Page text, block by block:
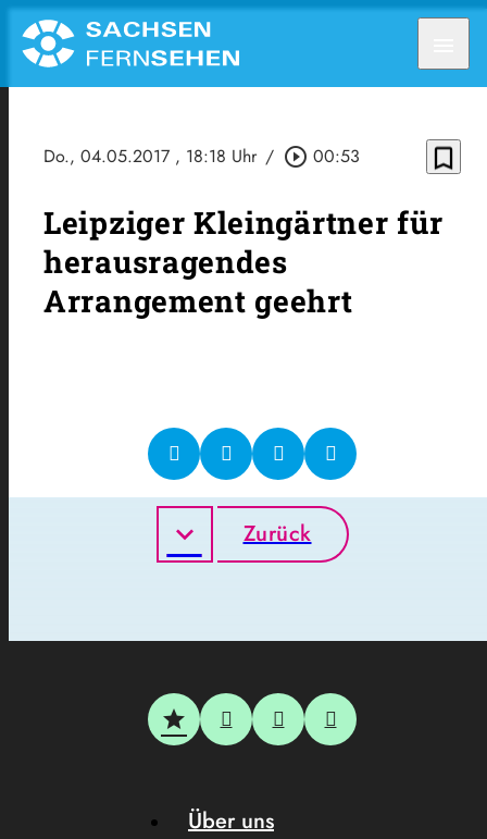
Do., 04.05.2017 , 18:18 Uhr / play_circle_outline 00:53 bookmark_border
Leipziger Kleingärtner für
herausragendes
Arrangement geehrt
Zurück
Über uns